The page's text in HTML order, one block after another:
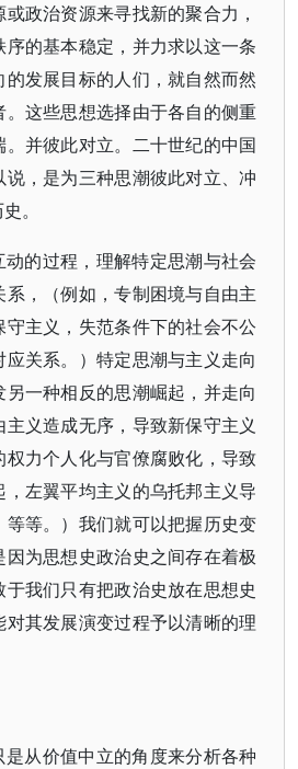
政治资源来寻找新的聚合力，
的基本稳定，并力求以这一条
发展目标的人们，就自然而然
这些思想选择由于各自的侧重
。并彼此对立。二十世纪的中国
，是为三种思潮彼此对立、冲
。
的过程，理解特定思潮与社会
，（例如，专制困境与自由主
守主义，失范条件下的社会不公
关系。）特定思潮与主义走向
一种相反的思潮崛起，并走向
义造成无序，导致新保守主义
力个人化与官僚腐败化，导致
左翼平均主义的乌托邦主义导
等。）我们就可以把握历史变
为思想史政治史之间存在着极
我们只有把政治史放在思想史
其发展演变过程予以清晰的理
从价值中立的角度来分析各种